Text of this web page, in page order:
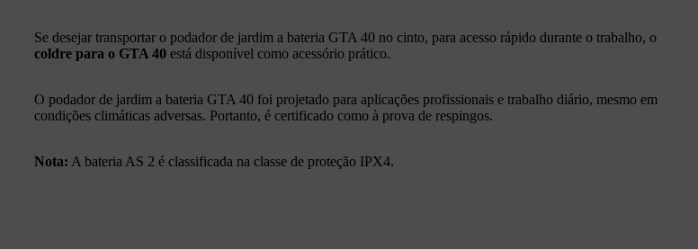
Se desejar transportar o podador de jardim a bateria GTA 40 no cinto, para acesso rápido durante o trabalho, o
coldre para o GTA 40 está disponível como acessório prático.
O podador de jardim a bateria GTA 40 foi projetado para aplicações profissionais e trabalho diário, mesmo em
condições climáticas adversas. Portanto, é certificado como à prova de respingos.
Nota: A bateria AS 2 é classificada na classe de proteção IPX4.